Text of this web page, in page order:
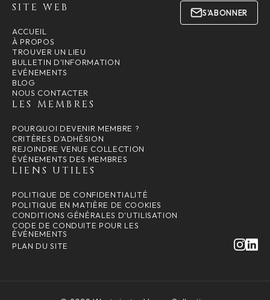
SITE WEB
ACCUEIL
À PROPOS
TROUVER UN LIEU
BULLETIN D'INFORMATION
EVÉNEMENTS
BLOG
NOUS CONTACTER
LES MEMBRES
POURQUOI DEVENIR MEMBRE ?
CRITÈRES D'ADHÉSION
REJOINDRE VENUE COLLECTION
ÉVÉNEMENTS DES MEMBRES
LIENS UTILES
POLITIQUE DE CONFIDENTIALITÉ
POLITIQUE EN MATIÈRE DE COOKIES
CONDITIONS GÉNÉRALES D'UTILISATION
CODE DE CONDUITE POUR LES
ÉVÉNEMENTS
PLAN DU SITE
S'ABONNER